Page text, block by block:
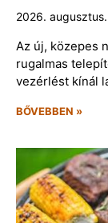
2026.
Az új, közepes
rugalmas
vezérlést kínál
BŐVEBBEN »